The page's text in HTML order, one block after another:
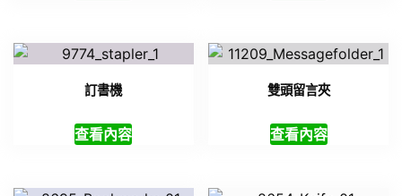
訂書機
查看內容
雙頭留言夾
查看內容